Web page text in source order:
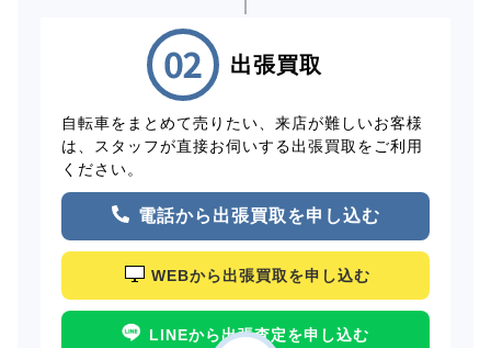
出張買取
自転車をまとめて売りたい、来店が難しいお客様
は、スタッフが直接お伺いする出張買取をご利用
ください。
電話から出張買取を申し込む
WEBから出張買取を申し込む
LINEから出張査定を申し込む